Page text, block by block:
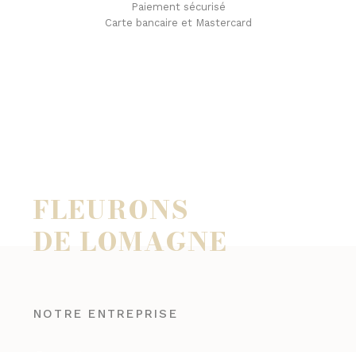
Paiement sécurisé
Carte bancaire et Mastercard
FLEURONS
DE LOMAGNE
NOTRE ENTREPRISE